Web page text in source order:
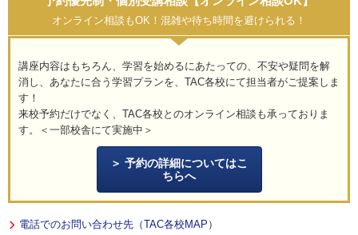
オンライン相談もOK！混雑や待ち時間を避けられる！
講座内容はもちろん、学習を始めるにあたっての、不安や疑問を解
消し、あなたに合う学習プランを、TAC各校にて担当者がご提案しま
す！
来校予約だけでなく、TAC各校とのオンライン相談も承っておりま
す。＜一部校舎にて実施中＞
予約の詳細についてはこ
ちらへ
電話でのお問い合わせ先（TAC各校MAP）